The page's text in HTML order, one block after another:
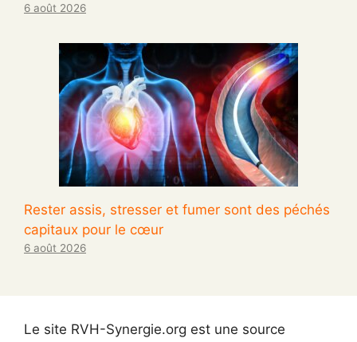
6 août 2026
Rester assis, stresser et fumer sont des péchés
capitaux pour le cœur
6 août 2026
Le site RVH-Synergie.org est une source